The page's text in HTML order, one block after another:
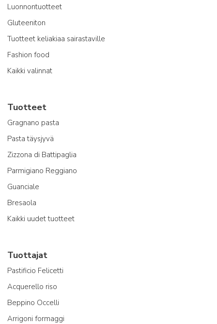
Luonnontuotteet
Gluteeniton
Tuotteet keliakiaa sairastaville
Fashion food
Kaikki valinnat
Tuotteet
Gragnano pasta
Pasta täysjyvä
Zizzona di Battipaglia
Parmigiano Reggiano
Guanciale
Bresaola
Kaikki uudet tuotteet
Tuottajat
Pastificio Felicetti
Acquerello riso
Beppino Occelli
Arrigoni formaggi